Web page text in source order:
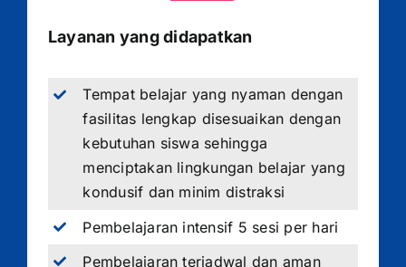
Layanan yang didapatkan
Tempat belajar yang nyaman dengan
fasilitas lengkap disesuaikan dengan
kebutuhan siswa sehingga
menciptakan lingkungan belajar yang
kondusif dan minim distraksi
Pembelajaran intensif 5 sesi per hari
Pembelajaran terjadwal dan aman